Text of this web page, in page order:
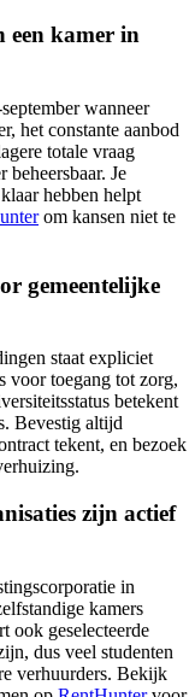
een kamer in
wanneer
het constante aanbod
totale vraag
beheersbaar. Je
hebben helpt
om kansen niet te
gemeentelijke
staat expliciet
voor toegang tot zorg,
betekent
Bevestig altijd
tekent, en bezoek
zijn actief
in
kamers
ook geselecteerde
dus veel studenten
verhuurders. Bekijk